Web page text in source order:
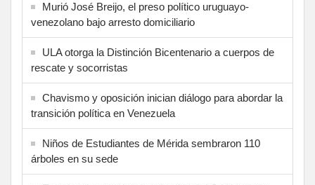
Murió José Breijo, el preso político uruguayo-
venezolano bajo arresto domiciliario
ULA otorga la Distinción Bicentenario a cuerpos de
rescate y socorristas
Chavismo y oposición inician diálogo para abordar la
transición política en Venezuela
Niños de Estudiantes de Mérida sembraron 110
árboles en su sede